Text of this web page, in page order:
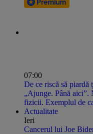
07:00
De ce riscă să
„Ajunge. Până aici”.
fizicii. Exemplul de
Actualitate
Ieri
Cancerul lui Joe